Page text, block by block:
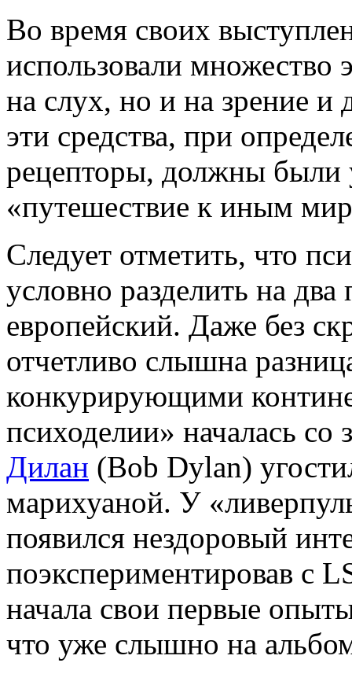
Во время своих
использовали
на слух, но и на зрение и
эти средства, при
рецепторы, должны были
«путешествие к иным
Следует отметить, что
условно разделить на
европейский. Даже без
отчетливо слышна
конкурирующими
психоделии» началась со
Дилан (Bob Dylan)
марихуаной. У
появился нездоровый
поэкспериментировав с
начала свои первые
что уже слышно на